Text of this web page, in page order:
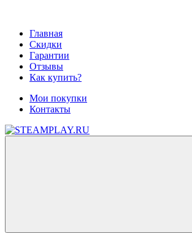
Главная
Скидки
Гарантии
Отзывы
Как купить?
Мои покупки
Контакты